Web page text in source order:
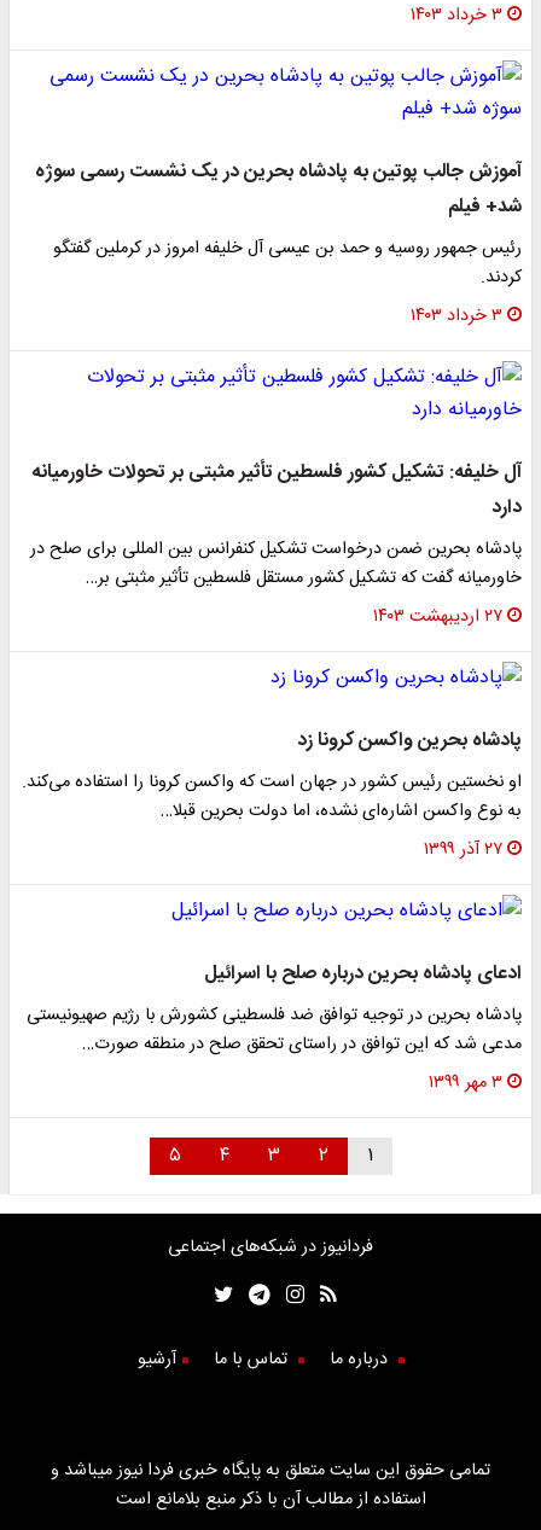
۳ خرداد ۱۴۰۳
آموزش جالب پوتین به پادشاه بحرین در یک نشست رسمی سوژه
شد+ فیلم
رئیس جمهور روسیه و حمد بن عیسی آل خلیفه امروز در کرملین گفتگو
کردند.
۳ خرداد ۱۴۰۳
آل خلیفه: تشکیل کشور فلسطین تأثیر مثبتی بر تحولات خاورمیانه
دارد
پادشاه بحرین ضمن درخواست تشکیل کنفرانس بین المللی برای صلح در
خاورمیانه گفت که تشکیل کشور مستقل فلسطین تأثیر مثبتی بر…
۲۷ اردیبهشت ۱۴۰۳
پادشاه بحرین واکسن کرونا زد
او نخستین رئیس کشور در جهان است که واکسن کرونا را استفاده می‌کند.
به نوع واکسن اشاره‌ای نشده، اما دولت بحرین قبلا…
۲۷ آذر ۱۳۹۹
ادعای پادشاه بحرین درباره صلح با اسرائیل
پادشاه بحرین در توجیه توافق ضد فلسطینی کشورش با رژیم صهیونیستی
مدعی شد که این توافق در راستای تحقق صلح در منطقه صورت…
۳ مهر ۱۳۹۹
۱ ۲ ۳ ۴ ۵
فردانیوز در شبکه‌های اجتماعی
درباره ما تماس با ما آرشیو
تمامی حقوق این سایت متعلق به پایگاه خبری فردا نیوز میباشد و
استفاده از مطالب آن با ذکر منبع بلامانع است